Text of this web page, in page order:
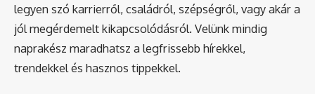
legyen szó karrierről, családról, szépségről, vagy akár a
jól megérdemelt kikapcsolódásról. Velünk mindig
naprakész maradhatsz a legfrissebb hírekkel,
trendekkel és hasznos tippekkel.